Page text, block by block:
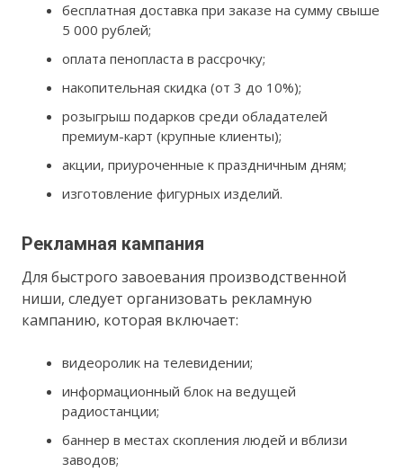
бесплатная доставка при заказе на сумму свыше
5 000 рублей;
оплата пенопласта в рассрочку;
накопительная скидка (от 3 до 10%);
розыгрыш подарков среди обладателей
премиум-карт (крупные клиенты);
акции, приуроченные к праздничным дням;
изготовление фигурных изделий.
Рекламная кампания
Для быстрого завоевания производственной
ниши, следует организовать рекламную
кампанию, которая включает:
видеоролик на телевидении;
информационный блок на ведущей
радиостанции;
баннер в местах скопления людей и вблизи
заводов;